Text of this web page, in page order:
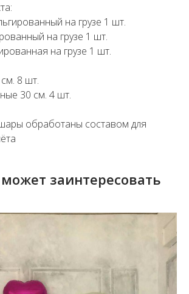
на грузе 1 шт.
на грузе 1 шт.
на грузе 1 шт.
8 шт.
30 см. 4 шт.
обработаны составом для
заинтересовать